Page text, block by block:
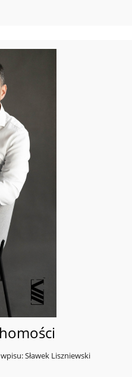
Sławek Liszniewski